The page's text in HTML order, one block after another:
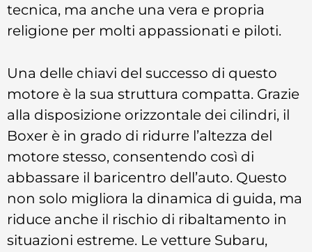
tecnica, ma anche una vera e propria
religione per molti appassionati e piloti.
Una delle chiavi del successo di questo
motore è la sua struttura compatta. Grazie
alla disposizione orizzontale dei cilindri, il
Boxer è in grado di ridurre l’altezza del
motore stesso, consentendo così di
abbassare il baricentro dell’auto. Questo
non solo migliora la dinamica di guida, ma
riduce anche il rischio di ribaltamento in
situazioni estreme. Le vetture Subaru,